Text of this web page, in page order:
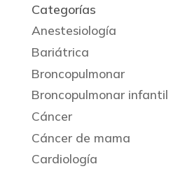
Categorías
Anestesiología
Bariátrica
Broncopulmonar
Broncopulmonar infantil
Cáncer
Cáncer de mama
Cardiología